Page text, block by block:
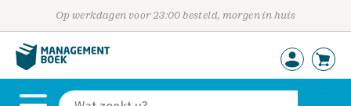
Op werkdagen voor 23:00 besteld, morgen in huis